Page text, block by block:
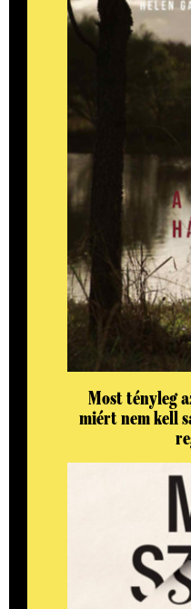
Most tényleg
miért nem kell